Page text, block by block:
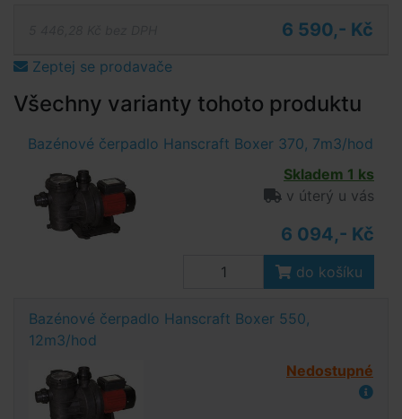
6 590,- Kč
Zeptej se prodavače
Všechny varianty tohoto produktu
Bazénové čerpadlo Hanscraft Boxer 370, 7m3/hod
Skladem 1 ks
v úterý u vás
6 094,- Kč
do košíku
Bazénové čerpadlo Hanscraft Boxer 550,
12m3/hod
Nedostupné